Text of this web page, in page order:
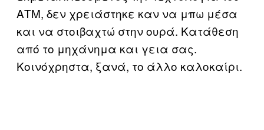
ΑΤΜ, δεν χρειάστηκε καν να μπω μέσα
και να στοιβαχτώ στην ουρά. Κατάθεση
από το μηχάνημα και γεια σας.
Κοινόχρηστα, ξανά, το άλλο καλοκαίρι.